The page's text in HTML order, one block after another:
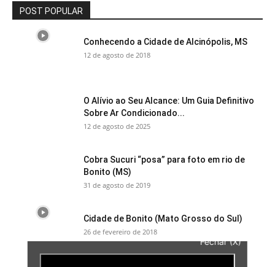
POST POPULAR
Conhecendo a Cidade de Alcinópolis, MS
12 de agosto de 2018
O Alívio ao Seu Alcance: Um Guia Definitivo
Sobre Ar Condicionado...
12 de agosto de 2025
Cobra Sucuri “posa” para foto em rio de
Bonito (MS)
31 de agosto de 2019
Cidade de Bonito (Mato Grosso do Sul)
26 de fevereiro de 2018
Fechar (X)